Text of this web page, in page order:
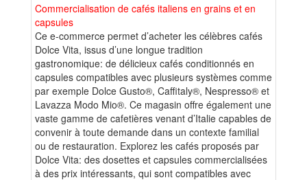
Commercialisation de cafés italiens en grains et en
capsules
Ce e-commerce permet d’acheter les célèbres cafés
Dolce Vita, issus d’une longue tradition
gastronomique: de délicieux cafés conditionnés en
capsules compatibles avec plusieurs systèmes comme
par exemple Dolce Gusto®, Caffitaly®, Nespresso® et
Lavazza Modo Mio®. Ce magasin offre également une
vaste gamme de cafetières venant d’Italie capables de
convenir à toute demande dans un contexte familial
ou de restauration. Explorez les cafés proposés par
Dolce Vita: des dosettes et capsules commercialisées
à des prix intéressants, qui sont compatibles avec